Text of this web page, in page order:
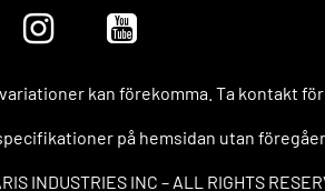
kan förekomma. Ta kontakt
på hemsidan utan
INDUSTRIES INC – ALL RIGHTS